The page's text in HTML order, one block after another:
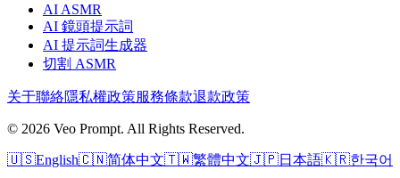
AI ASMR
AI 鏡頭提示詞
AI 提示詞生成器
切割 ASMR
关于聯絡隱私權政策服務條款退款政策
© 2026 Veo Prompt. All Rights Reserved.
🇺🇸English🇨🇳简体中文🇹🇼繁體中文🇯🇵日本語🇰🇷한국어